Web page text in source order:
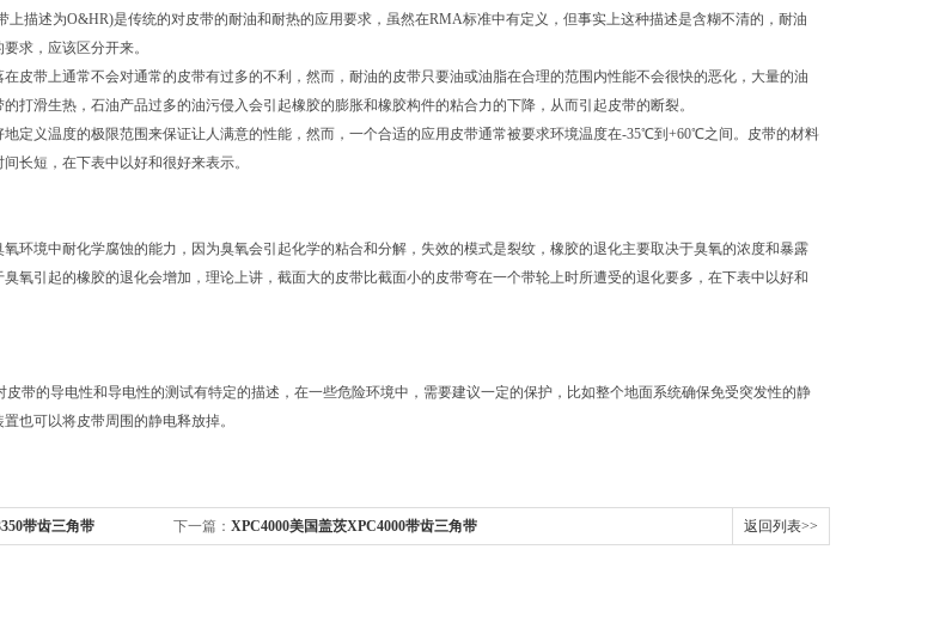
描述为O&HR)是传统的对皮带的耐油和耐热的应用要求，虽然在RMA标准中有定义，但事实上这种描述是含糊不清的，耐油
求，应该区分开来。
带上通常不会对通常的皮带有过多的不利，然而，耐油的皮带只要油或油脂在合理的范围内性能不会很快的恶化，大量的油
打滑生热，石油产品过多的油污侵入会引起橡胶的膨胀和橡胶构件的粘合力的下降，从而引起皮带的断裂。
义温度的极限范围来保证让人满意的性能，然而，一个合适的应用皮带通常被要求环境温度在-35℃到+60℃之间。皮带的材料
长短，在下表中以好和很好来表示。
境中耐化学腐蚀的能力，因为臭氧会引起化学的粘合和分解，失效的模式是裂纹，橡胶的退化主要取决于臭氧的浓度和暴露
氧引起的橡胶的退化会增加，理论上讲，截面大的皮带比截面小的皮带弯在一个带轮上时所遭受的退化要多，在下表中以好和
的导电性和导电性的测试有特定的描述，在一些危险环境中，需要建议一定的保护，比如整个地面系统确保免受突发性的静
也可以将皮带周围的静电释放掉。
带齿三角带 下一篇： XPC4000美国盖茨XPC4000带齿三角带 返回列表>>